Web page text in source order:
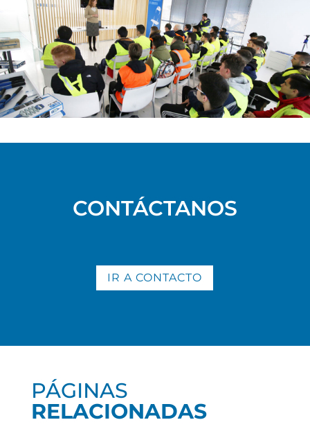
CONTÁCTANOS
IR A CONTACTO
PÁGINAS
RELACIONADAS